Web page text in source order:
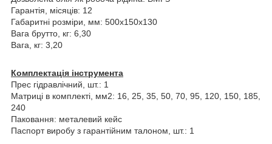
Гарантія, місяців: 12
Габаритні розміри, мм: 500х150х130
Вага брутто, кг: 6,30
Вага, кг: 3,20
Комплектація інструмента
Прес гідравлічний, шт.: 1
Матриці в комплекті, мм2: 16, 25, 35, 50, 70, 95, 120, 150, 185,
240
Паковання: металевий кейс
Паспорт виробу з гарантійним талоном, шт.: 1